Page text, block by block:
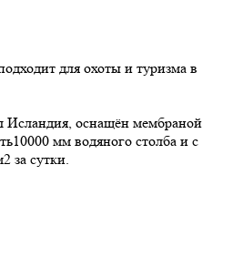
для охоты и туризма в
Исландия, оснащён мембраной
мм водяного столба и с
за сутки.